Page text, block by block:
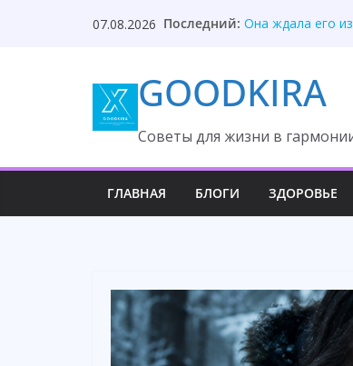
07.08.2026 Последний: Он бросил жену
Она молчала
Пётр изменял
GOODKIRA
Cоветы для жизни в
ГЛАВНАЯ БЛОГИ ЗДОРОВЬЕ